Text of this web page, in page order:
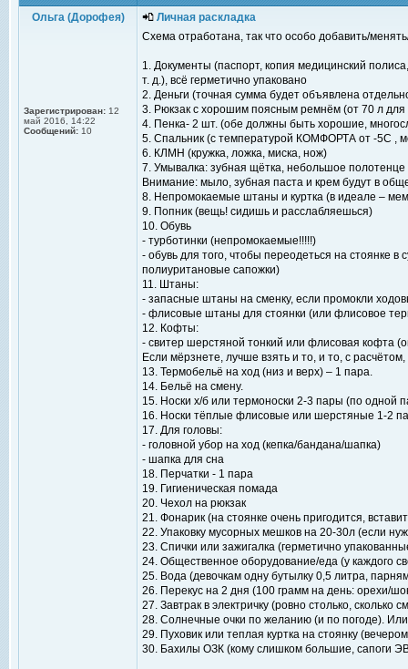
Ольга (Дорофея)
Зарегистрирован: 12
май 2016, 14:22
Сообщений: 10
Личная раскладка
Схема отработана, так что особо добавить/
1. Документы (паспорт, копия медицинский
т. д.), всё герметично упаковано
2. Деньги (точная сумма будет объявлена
3. Рюкзак с хорошим поясным ремнём (от 70 л для
4. Пенка- 2 шт. (обе должны быть хорошие,
5. Спальник (с температурой КОМФОРТА от -5С ,
6. КЛМН (кружка, ложка, миска, нож)
7. Умывалка: зубная щётка, небольшое
Внимание: мыло, зубная паста и крем будут в
8. Непромокаемые штаны и куртка (в идеале –
9. Попник (вещь! сидишь и расслабляешься)
10. Обувь
- турботинки (непромокаемые!!!!!)
- обувь для того, чтобы переодеться на стоянке в
полиуритановые сапожки)
11. Штаны:
- запасные штаны на сменку, если промокли
- флисовые штаны для стоянки (или флисовое
12. Кофты:
- свитер шерстяной тонкий или флисовая кофта
Если мёрзнете, лучше взять и то, и то, с
13. Термобельё на ход (низ и верх) – 1 пара.
14. Бельё на смену.
15. Носки х/б или термоноски 2-3 пары (по одной
16. Носки тёплые флисовые или шерстяные 1-2
17. Для головы:
- головной убор на ход (кепка/бандана/шапка)
- шапка для сна
18. Перчатки - 1 пара
19. Гигиеническая помада
20. Чехол на рюкзак
21. Фонарик (на стоянке очень пригодится,
22. Упаковку мусорных мешков на 20-30л (если
23. Спички или зажигалка (герметично
24. Общественное оборудование/еда (у каждого
25. Вода (девочкам одну бутылку 0,5 литра,
26. Перекус на 2 дня (100 грамм на день: орехи/
27. Завтрак в электричку (ровно столько,
28. Солнечные очки по желанию (и по погоде). Или
29. Пуховик или теплая куртка на стоянку
30. Бахилы ОЗК (кому слишком большие, сапоги